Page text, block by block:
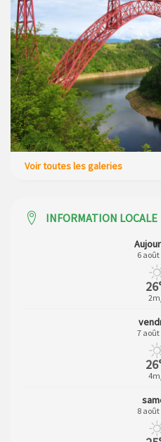
Voir toutes les galeries
INFORMATION LOCALE
6 août
7 août
8 août